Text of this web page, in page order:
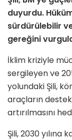
duyurdu.
sürdürülebilir
gereğini
İklim kriziyle
sergileyen ve
yolundaki Şili,
araçların
artırılmasını
Şili, 2030 yılına